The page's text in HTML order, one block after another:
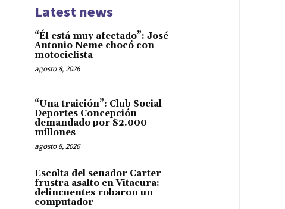
Latest news
“Él está muy afectado”: José
Antonio Neme chocó con
motociclista
agosto 8, 2026
“Una traición”: Club Social
Deportes Concepción
demandado por $2.000
millones
agosto 8, 2026
Escolta del senador Carter
frustra asalto en Vitacura:
delincuentes robaron un
computador